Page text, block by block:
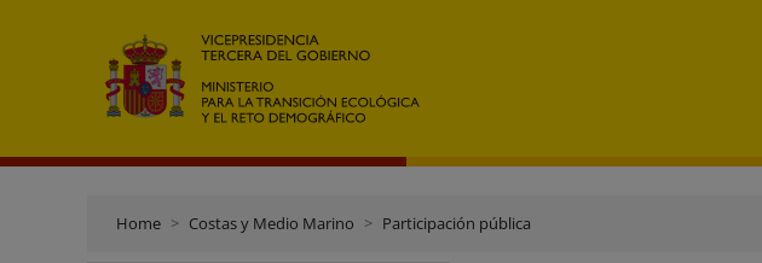
Home Costas y Medio Marino Participación pública